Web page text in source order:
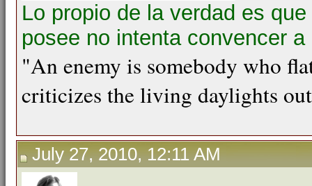
Lo propio de la verdad es
posee no intenta convencer a
"An enemy is somebody who
criticizes the living daylights
July 27, 2010, 12:11 AM